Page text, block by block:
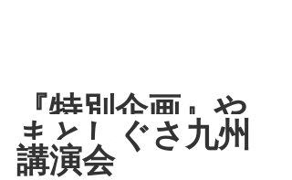
『特別企画』や
まとしぐさ九州
講演会